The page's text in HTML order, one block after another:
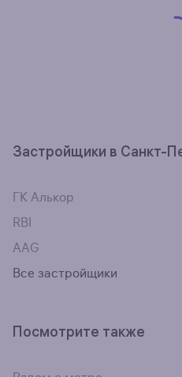
Застройщики в Санкт-
ГК Алькор
RBI
AAG
Все застройщики
Посмотрите также